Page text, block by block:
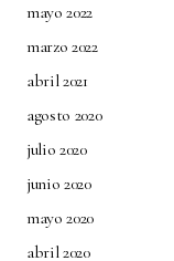
mayo 2022
marzo 2022
abril 2021
agosto 2020
julio 2020
junio 2020
mayo 2020
abril 2020